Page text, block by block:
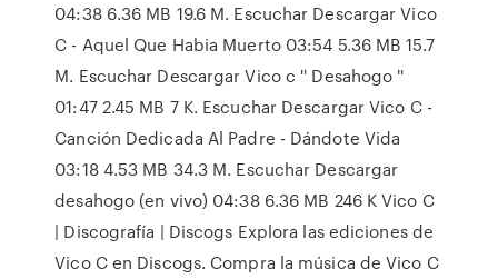
04:38 6.36 MB 19.6 M. Escuchar Descargar Vico
C - Aquel Que Habia Muerto 03:54 5.36 MB 15.7
M. Escuchar Descargar Vico c '' Desahogo ''
01:47 2.45 MB 7 K. Escuchar Descargar Vico C -
Canción Dedicada Al Padre - Dándote Vida
03:18 4.53 MB 34.3 M. Escuchar Descargar
desahogo (en vivo) 04:38 6.36 MB 246 K Vico C
| Discografía | Discogs Explora las ediciones de
Vico C en Discogs. Compra la música de Vico C